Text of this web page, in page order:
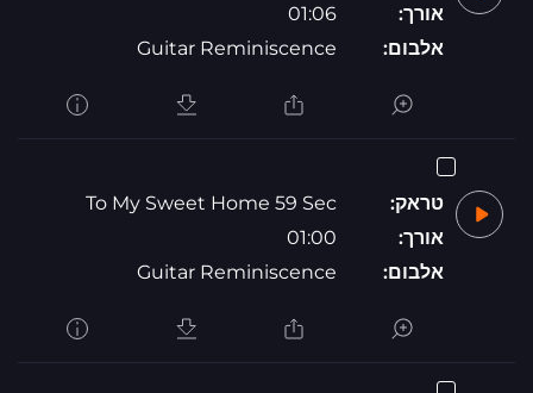
אורך:
01:06
אלבום:
Guitar Reminiscence
טראק:
To My Sweet Home 59 Sec
אורך:
01:00
אלבום:
Guitar Reminiscence